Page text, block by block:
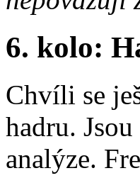
6. kolo:
Chvíli se
hadru.
analýze.